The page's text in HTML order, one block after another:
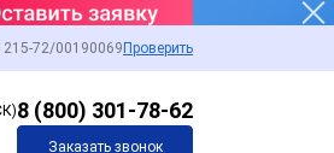
72/00190069 Проверить
8 (800) 301-78-62
Заказать звонок